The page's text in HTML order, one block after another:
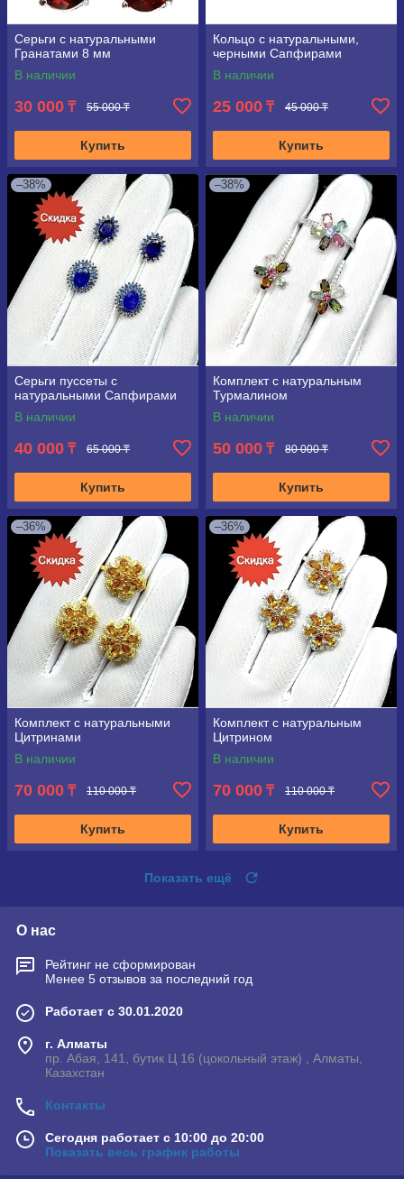
Серьги с натуральными
Гранатами 8 мм
В наличии
30 000 ₸ 55 000 ₸
Купить
Кольцо с натуральными,
черными Сапфирами
В наличии
25 000 ₸ 45 000 ₸
Купить
–38%
Серьги пуссеты с
натуральными Сапфирами
В наличии
40 000 ₸ 65 000 ₸
Купить
–38%
Комплект с натуральным
Турмалином
В наличии
50 000 ₸ 80 000 ₸
Купить
–36%
Комплект с натуральными
Цитринами
В наличии
70 000 ₸ 110 000 ₸
Купить
–36%
Комплект с натуральным
Цитрином
В наличии
70 000 ₸ 110 000 ₸
Купить
Показать ещё
О нас
Рейтинг не сформирован
Менее 5 отзывов за последний год
Работает с 30.01.2020
г. Алматы
пр. Абая, 141, бутик Ц 16 (цокольный этаж) , Алматы,
Казахстан
Контакты
Сегодня работает с 10:00 до 20:00
Показать весь график работы